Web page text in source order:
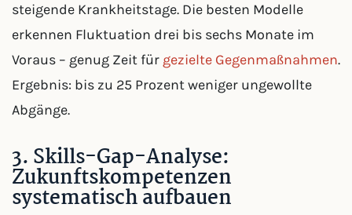
steigende Krankheitstage. Die besten Modelle
erkennen Fluktuation drei bis sechs Monate im
Voraus – genug Zeit für gezielte Gegenmaßnahmen.
Ergebnis: bis zu 25 Prozent weniger ungewollte
Abgänge.
3. Skills-Gap-Analyse:
Zukunftskompetenzen
systematisch aufbauen